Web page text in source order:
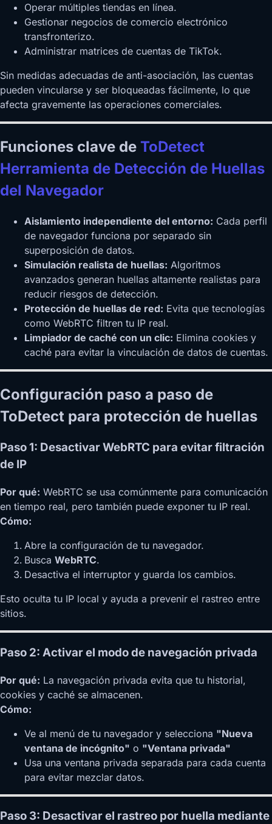
Operar múltiples tiendas en línea.
Gestionar negocios de comercio electrónico
transfronterizo.
Administrar matrices de cuentas de TikTok.
Sin medidas adecuadas de anti-asociación, las cuentas
pueden vincularse y ser bloqueadas fácilmente, lo que
afecta gravemente las operaciones comerciales.
Funciones clave de ToDetect
Herramienta de Detección de Huellas
del Navegador
Aislamiento independiente del entorno: Cada perfil
de navegador funciona por separado sin
superposición de datos.
Simulación realista de huellas: Algoritmos
avanzados generan huellas altamente realistas para
reducir riesgos de detección.
Protección de huellas de red: Evita que tecnologías
como WebRTC filtren tu IP real.
Limpiador de caché con un clic: Elimina cookies y
caché para evitar la vinculación de datos de cuentas.
Configuración paso a paso de
ToDetect para protección de huellas
Paso 1: Desactivar WebRTC para evitar filtración
de IP
Por qué: WebRTC se usa comúnmente para comunicación
en tiempo real, pero también puede exponer tu IP real.
Cómo:
Abre la configuración de tu navegador.
Busca WebRTC.
Desactiva el interruptor y guarda los cambios.
Esto oculta tu IP local y ayuda a prevenir el rastreo entre
sitios.
Paso 2: Activar el modo de navegación privada
Por qué: La navegación privada evita que tu historial,
cookies y caché se almacenen.
Cómo:
Ve al menú de tu navegador y selecciona "Nueva
ventana de incógnito" o "Ventana privada"
Usa una ventana privada separada para cada cuenta
para evitar mezclar datos.
Paso 3: Desactivar el rastreo por huella mediante